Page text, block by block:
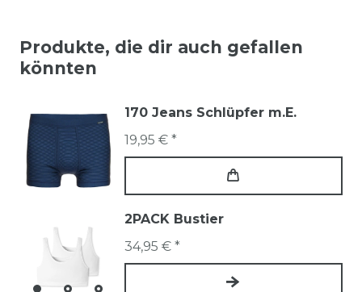
Produkte, die dir auch gefallen
könnten
170 Jeans Schlüpfer m.E.
19,95 € *
2PACK Bustier
34,95 € *